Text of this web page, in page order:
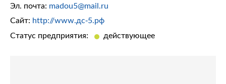
Эл. почта: madou5@mail.ru
Сайт: http://www.дс-5.рф
Статус предприятия:
действующее